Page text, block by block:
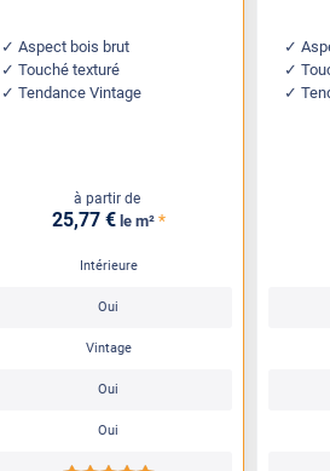
Aspect bois brut
Touché texturé
Tendance Vintage
à partir de
25,77 € le m² *
Intérieure
Oui
Vintage
Oui
Oui